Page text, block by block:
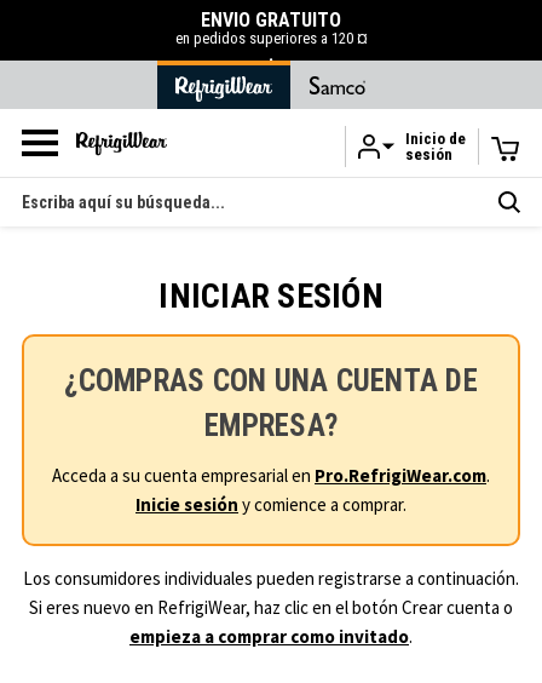
Ir al contenido principal
ENVÍO GRATUITO
en pedidos superiores a 120 ¤
.
Inicio de
sesión
Buscar
en
INICIAR SESIÓN
¿COMPRAS CON UNA CUENTA DE
EMPRESA?
Acceda a su cuenta empresarial en Pro.RefrigiWear.com.
Inicie sesión y comience a comprar.
Los consumidores individuales pueden registrarse a continuación.
Si eres nuevo en RefrigiWear, haz clic en el botón Crear cuenta o
empieza a comprar como invitado.